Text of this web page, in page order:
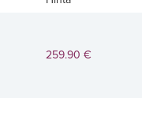
259.90 €